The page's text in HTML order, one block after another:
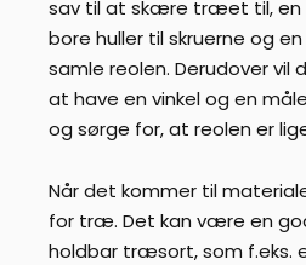
sav til at skære træet til, en
bore huller til skruerne og
samle reolen. Derudover
at have en vinkel og en
og sørge for, at reolen er
Når det kommer til
for træ. Det kan være en
holdbar træsort, som f.eks.